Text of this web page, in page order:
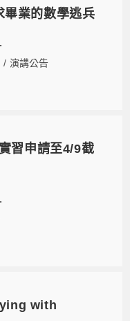
畢業的數學逃兵
/ 演講公告
習申請至4/9截
with